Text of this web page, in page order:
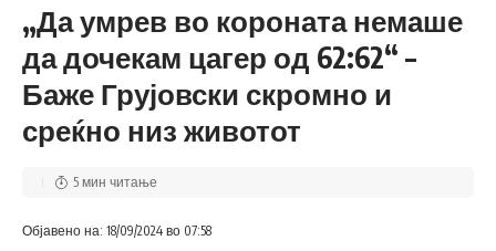
„Да умрев во короната немаше
да дочекам цагер од 62:62“ –
Баже Грујовски скромно и
среќно низ животот
Објавено на: 18/09/2024 во 07:58
5 мин читање